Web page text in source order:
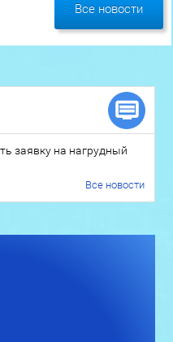
Все новости
заявку на нагрудный
Все новости